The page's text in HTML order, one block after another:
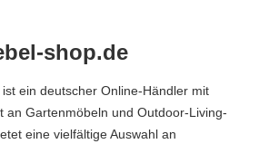
shop.de
ein deutscher Online-Händler mit
an Gartenmöbeln und Outdoor-Living-
eine vielfältige Auswahl an